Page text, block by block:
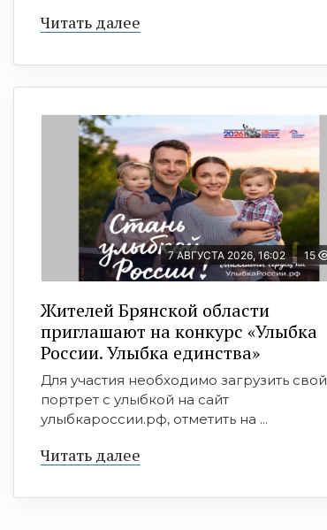
Читать далее
7 АВГУСТА 2026, 16:02 15
Жителей Брянской области
приглашают на конкурс «Улыбка
России. Улыбка единства»
Для участия необходимо загрузить свой
портрет с улыбкой на сайт
улыбкароссии.рф, отметить на ...
Читать далее